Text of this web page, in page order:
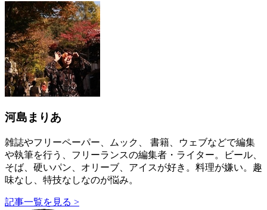
河島まりあ
雑誌やフリーペーパー、ムック、 書籍、ウェブなどで編集
や執筆を行う、フリーランスの編集者・ライター。ビール、
そば、硬いパン、オリーブ、アイスが好き。料理が嫌い。趣
味なし、特技なしなのが悩み。
記事一覧を見る >